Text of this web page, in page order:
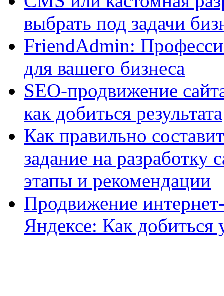
выбрать под задачи
FriendAdmin:
для вашего бизнеса
SEO-продвижение
как добиться результата
Как правильно
задание на разработку
этапы и рекомендации
Продвижение
Яндексе: Как добиться